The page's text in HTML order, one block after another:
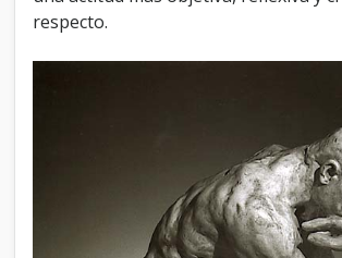
respecto.